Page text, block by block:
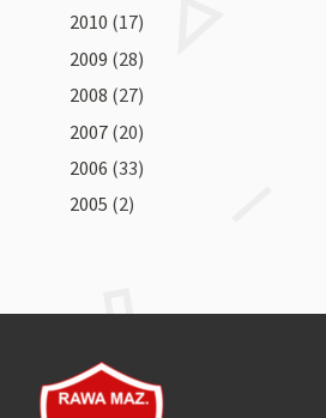
2010 (17)
2009 (28)
2008 (27)
2007 (20)
2006 (33)
2005 (2)